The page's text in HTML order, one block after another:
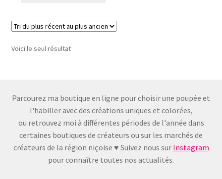
plusieurs
choisies
sur
la
page
du
produit
Voici le seul résultat
Parcourez ma boutique en ligne pour choisir une poupée et
l'habiller avec des créations uniques et colorées,
ou retrouvez moi à différentes périodes de l'année dans
certaines boutiques de créateurs ou sur les marchés de
créateurs de la région niçoise ♥ Suivez nous sur Instagram
pour connaître toutes nos actualités.